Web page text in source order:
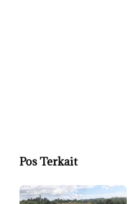
Pos Terkait